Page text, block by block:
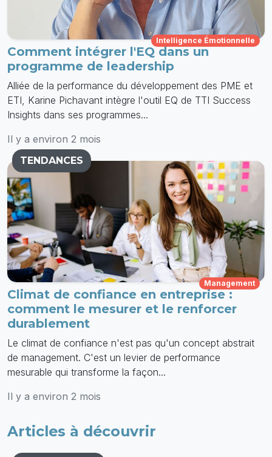
Intelligence Émotionnelle
Comment intégrer l'EQ dans un
programme de leadership
Alliée de la performance du développement des PME et
ETI, Karine Pichavant intègre l'outil EQ de TTI Success
Insights dans ses programmes...
Il y a environ 2 mois
TENDANCES
Management
Climat de confiance en entreprise :
comment le mesurer et le renforcer
durablement
Le climat de confiance n'est pas qu'un concept abstrait
de management. C'est un levier de performance
mesurable qui transforme la façon...
Il y a environ 2 mois
Articles à découvrir